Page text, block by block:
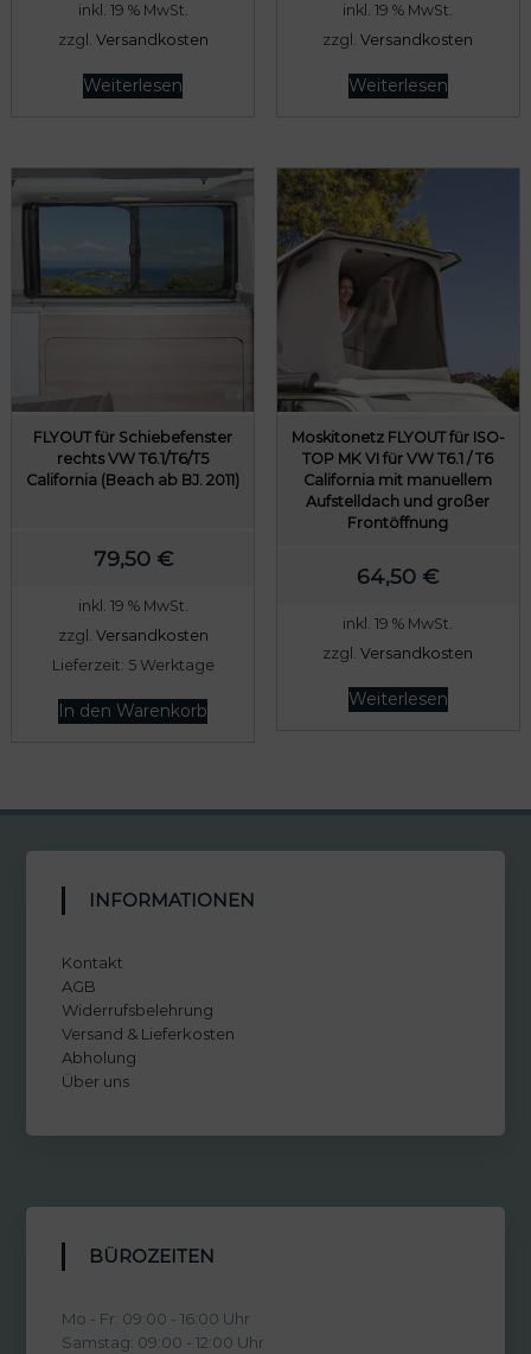
inkl. 19 % MwSt.
zzgl. Versandkosten
Weiterlesen
inkl. 19 % MwSt.
zzgl.Versandkosten
Weiterlesen
FLYOUT für Schiebefenster
rechts VW T6.1/T6/T5
California (Beach ab BJ. 2011)
79,50 €
inkl. 19 % MwSt.
zzgl. Versandkosten
Lieferzeit: 5 Werktage
In den Warenkorb
Moskitonetz FLYOUT für ISO-
TOP MK VI für VW T6.1 / T6
California mit manuellem
Aufstelldach und großer
Frontöffnung
64,50 €
inkl. 19 % MwSt.
zzgl.Versandkosten
Weiterlesen
INFORMATIONEN
Kontakt
AGB
Widerrufsbelehrung
Versand & Lieferkosten
Abholung
Über uns
BÜROZEITEN
Mo - Fr: 09:00 - 16:00 Uhr
Samstag: 09:00 - 12:00 Uhr